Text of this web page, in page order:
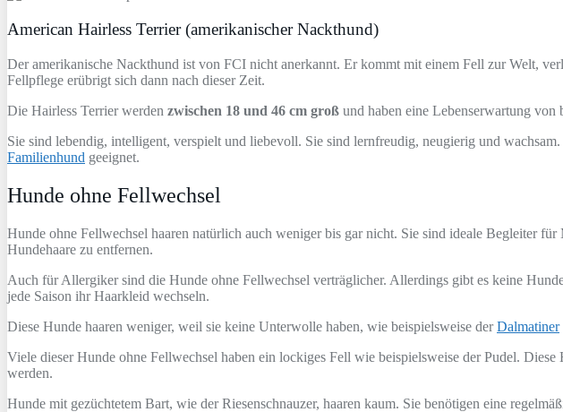
American Hairless Terrier (amerikanischer Nackthund)
Der amerikanische Nackthund ist von FCI nicht anerkannt. Er kommt mit einem Fell zur Welt,
Fellpflege erübrigt sich dann nach dieser Zeit.
Die Hairless Terrier werden zwischen 18 und 46 cm groß und haben eine Lebenserwartung von
Sie sind lebendig, intelligent, verspielt und liebevoll. Sie sind lernfreudig, neugierig und
Familienhund geeignet.
Hunde ohne Fellwechsel
Hunde ohne Fellwechsel haaren natürlich auch weniger bis gar nicht. Sie sind ideale Begleiter
Hundehaare zu entfernen.
Auch für Allergiker sind die Hunde ohne Fellwechsel verträglicher. Allerdings gibt es keine
jede Saison ihr Haarkleid wechseln.
Diese Hunde haaren weniger, weil sie keine Unterwolle haben, wie beispielsweise derDalmatiner
Viele dieser Hunde ohne Fellwechsel haben ein lockiges Fell wie beispielsweise der Pudel.
werden.
Hunde mit gezüchtetem Bart, wie der Riesenschnauzer, haaren kaum. Sie benötigen eine